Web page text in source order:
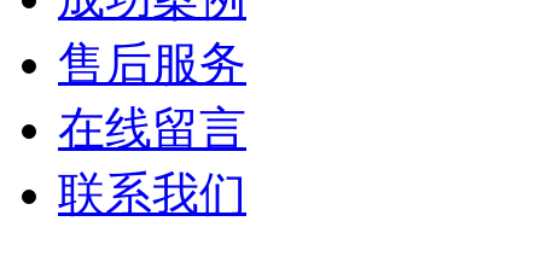
售后服务
在线留言
联系我们